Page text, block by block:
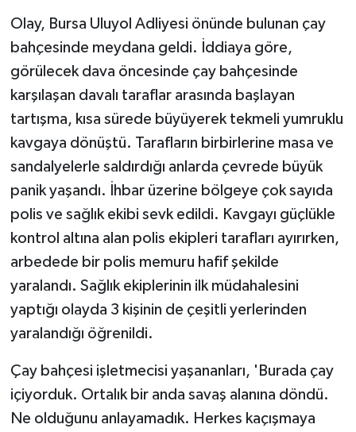
Olay, Bursa Uluyol Adliyesi önünde bulunan çay
bahçesinde meydana geldi. İddiaya göre,
görülecek dava öncesinde çay bahçesinde
karşılaşan davalı taraflar arasında başlayan
tartışma, kısa sürede büyüyerek tekmeli yumruklu
kavgaya dönüştü. Tarafların birbirlerine masa ve
sandalyelerle saldırdığı anlarda çevrede büyük
panik yaşandı. İhbar üzerine bölgeye çok sayıda
polis ve sağlık ekibi sevk edildi. Kavgayı güçlükle
kontrol altına alan polis ekipleri tarafları ayırırken,
arbedede bir polis memuru hafif şekilde
yaralandı. Sağlık ekiplerinin ilk müdahalesini
yaptığı olayda 3 kişinin de çeşitli yerlerinden
yaralandığı öğrenildi.
Çay bahçesi işletmecisi yaşananları, 'Burada çay
içiyorduk. Ortalık bir anda savaş alanına döndü.
Ne olduğunu anlayamadık. Herkes kaçışmaya
Kadın
KÜLTÜR SANAT
MAGAZİN
Otomobil
POLİTİKA
Sağlık
SİYASET
SPOR HABERLERİ
TEKNOLOJİ
Turizm
ÜLKE GÜNDEMİ